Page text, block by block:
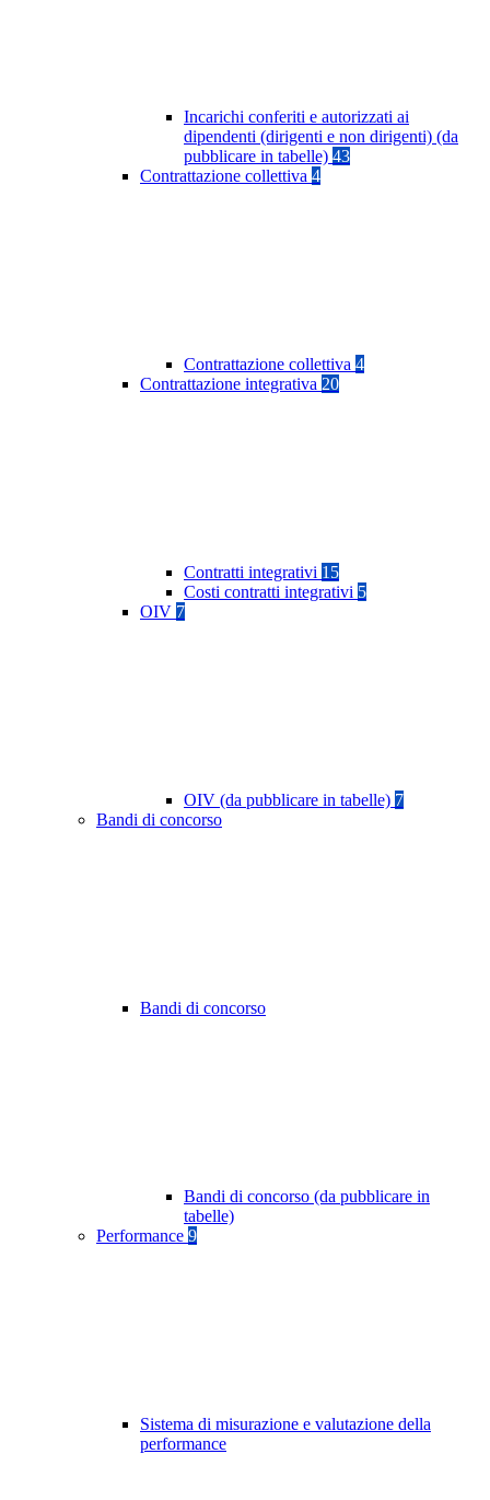
Incarichi conferiti e autorizzati ai
dipendenti (dirigenti e non dirigenti) (da
pubblicare in tabelle) 43
Contrattazione collettiva 4
Contrattazione collettiva 4
Contrattazione integrativa 20
Contratti integrativi 15
Costi contratti integrativi 5
OIV 7
OIV (da pubblicare in tabelle) 7
Bandi di concorso
Bandi di concorso
Bandi di concorso (da pubblicare in
tabelle)
Performance 9
Sistema di misurazione e valutazione della
performance